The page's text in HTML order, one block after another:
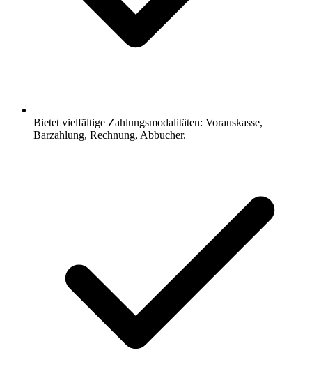
Bietet vielfältige Zahlungsmodalitäten: Vorauskasse,
Barzahlung, Rechnung, Abbucher.